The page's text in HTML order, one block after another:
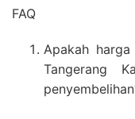
FAQ
Apakah
Tangerang